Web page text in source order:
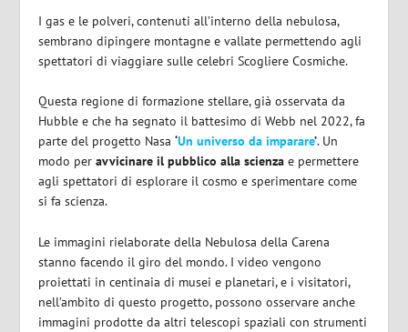
I gas e le polveri, contenuti all’interno della nebulosa,
sembrano dipingere montagne e vallate permettendo agli
spettatori di viaggiare sulle celebri Scogliere Cosmiche.
Questa regione di formazione stellare, già osservata da
Hubble e che ha segnato il battesimo di Webb nel 2022, fa
parte del progetto Nasa‘Un universo da imparare’. Un
modo peravvicinare il pubblico alla scienza e permettere
agli spettatori di esplorare il cosmo e sperimentare come
si fa scienza.
Le immagini rielaborate della Nebulosa della Carena
stanno facendo il giro del mondo. I video vengono
proiettati in centinaia di musei e planetari, e i visitatori,
nell’ambito di questo progetto, possono osservare anche
immagini prodotte da altri telescopi spaziali con strumenti